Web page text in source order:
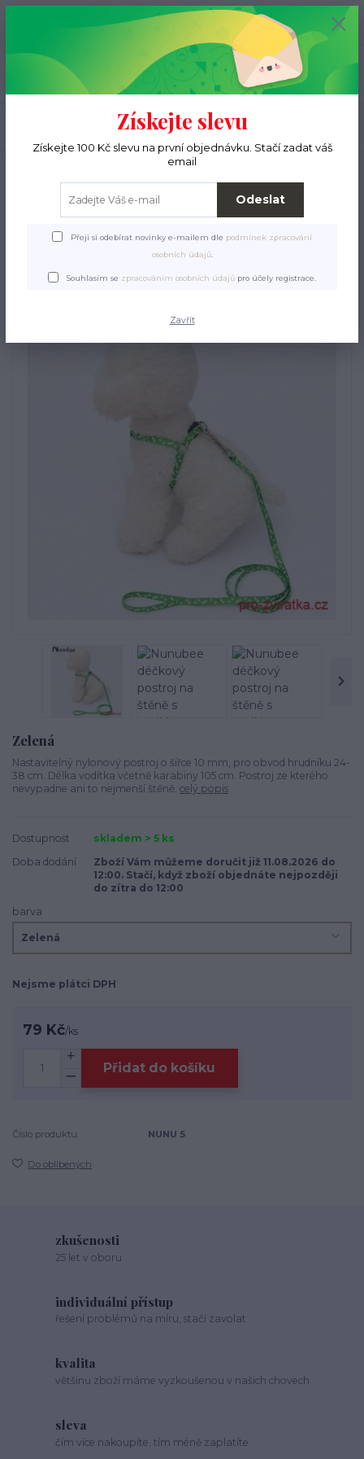
Menu
(Po-Pá, 9-15 hod.)
0 ks
0 Kč
Obojky, vodítka, postroje
postroj na štěně s vodítkem
Nunubee déčkový postroj na
štěně s vodítkem
Zelená
Nastavitelný nylonový postroj o šířce 10 mm, pro obvod hrudníku 24-
38 cm. Délka vodítka včetně karabiny 105 cm. Postroj ze kterého
nevypadne ani to nejmenší štěně. celý popis
Dostupnost
skladem > 5 ks
Doba dodání
Zboží Vám můžeme doručit již 11.08.2026 do
12:00. Stačí, když zboží objednáte nejpozději
do zítra do 12:00
barva
Nejsme plátci DPH
79 Kč/ks
Přidat do košíku
Číslo produktu: NUNU 5
Do oblíbených
zkušenosti
25 let v oboru
individuální přístup
řešení problémů na míru, stačí zavolat
kvalita
většinu zboží máme vyzkoušenou v našich chovech
sleva
čím více nakoupíte, tím méně zaplatíte
Získejte slevu
Získejte 100 Kč slevu na první objednávku. Stačí zadat váš
email
Odeslat
Přeji si odebírat novinky e-mailem dle podmínek zpracování
osobních údajů.
Souhlasím se zpracováním osobních údajů pro účely registrace.
Zavřít